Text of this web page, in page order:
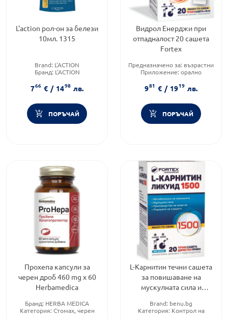
L'action рол-он за белези
10мл. 1315
Brand: L'ACTION
Бранд: L'ACTION
766 € / 1498 лв.
ПОРЪЧАЙ
Видрол Енерджи при
отпадналост 20 сашета
Fortex
Предназначено за: възрастни
Приложение: орално
981 € / 1919 лв.
ПОРЪЧАЙ
Прохепа капсули за
черен дроб 460 mg х 60
Herbamedica
Бранд: HERBA MEDICA
Категория: Стомах, черен
L-Карнитин течни сашета
за повишаване на
мускулната сила и
х20 Fortex
Brand: benu.bg
Категория: Контрол на
Абонирай се!
Вземи промокод за -10%